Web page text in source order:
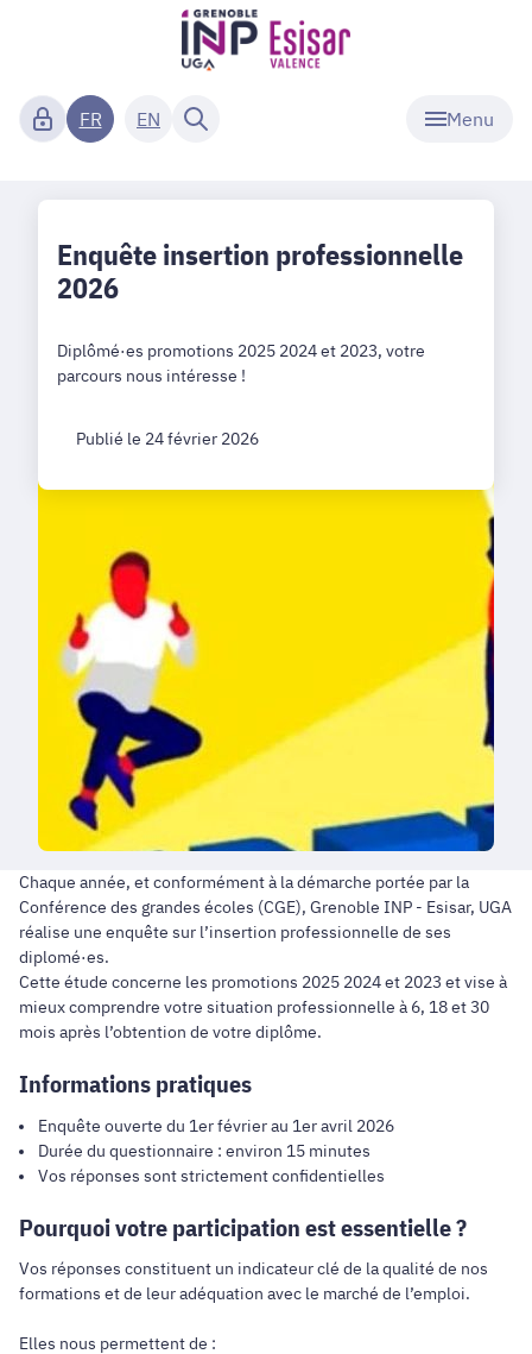
Menu
FR EN
Enquête insertion professionnelle
2026
Diplômé·es promotions 2025 2024 et 2023, votre
parcours nous intéresse !
Publié le 24 février 2026
Chaque année, et conformément à la démarche portée par la
Conférence des grandes écoles (CGE), Grenoble INP - Esisar, UGA
réalise une enquête sur l’insertion professionnelle de ses
diplomé·es.
Cette étude concerne les promotions 2025 2024 et 2023 et vise à
mieux comprendre votre situation professionnelle à 6, 18 et 30
mois après l’obtention de votre diplôme.
Informations pratiques
Enquête ouverte du 1er février au 1er avril 2026
Durée du questionnaire : environ 15 minutes
Vos réponses sont strictement confidentielles
Pourquoi votre participation est essentielle ?
Vos réponses constituent un indicateur clé de la qualité de nos
formations et de leur adéquation avec le marché de l’emploi.
Elles nous permettent de :